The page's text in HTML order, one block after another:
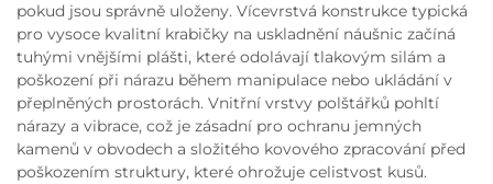
pokud jsou správně uloženy. Vícevrstvá konstrukce typická
pro vysoce kvalitní krabičky na uskladnění náušnic začíná
tuhými vnějšími plášti, které odolávají tlakovým silám a
poškození při nárazu během manipulace nebo ukládání v
přeplněných prostorách. Vnitřní vrstvy polštářků pohltí
nárazy a vibrace, což je zásadní pro ochranu jemných
kamenů v obvodech a složitého kovového zpracování před
poškozením struktury, které ohrožuje celistvost kusů.